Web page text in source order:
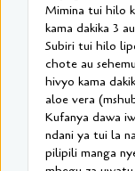
Mimina tui hilo
kama dakika 3
Subiri tui hilo
chote au
hivyo kama
aloe vera
Kufanya dawa
ndani ya tui la
pilipili manga